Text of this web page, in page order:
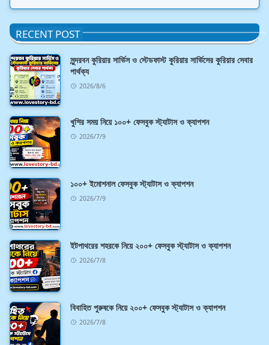
RECENT POST
সুন্দরবন কুরিয়ার সার্ভিস ও স্টেডফাস্ট কুরিয়ার সার্ভিসের কুরিয়ার সেবার
পার্থক্য
2026/8/6
খুশির সময় নিয়ে ১০০+ ফেসবুক স্ট্যাটাস ও ক্যাপশন
2026/7/9
১০০+ ইমোশনাল ফেসবুক স্ট্যাটাস ও ক্যাপশন
2026/7/9
ইটপাথরের শহরকে নিয়ে ২০০+ ফেসবুক স্ট্যাটাস ও ক্যাপশন
2026/7/8
বিবাহিত পুরুষকে নিয়ে ২০০+ ফেসবুক স্ট্যাটাস ও ক্যাপশন
2026/7/8